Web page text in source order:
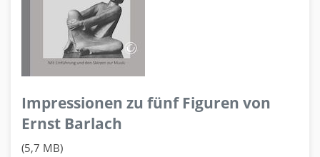
Impressionen zu fünf Figuren von
Ernst Barlach
(5,7 MB)